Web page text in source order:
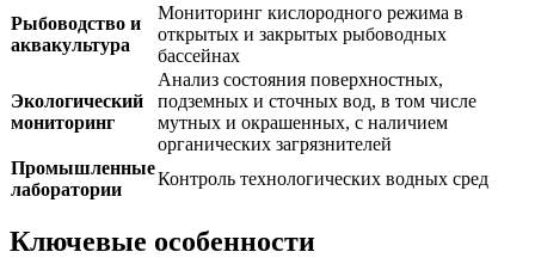
Рыбоводство и
аквакультура
Мониторинг кислородного режима в
открытых и закрытых рыбоводных
бассейнах
Экологический
мониторинг
Анализ состояния поверхностных,
подземных и сточных вод, в том числе
мутных и окрашенных, с наличием
органических загрязнителей
Промышленные
лаборатории
Контроль технологических водных сред
Ключевые особенности